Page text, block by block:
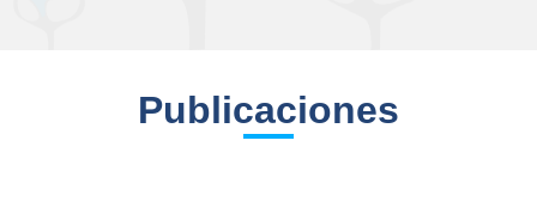
Publicaciones